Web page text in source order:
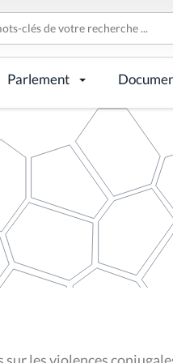
Parlement
les violences